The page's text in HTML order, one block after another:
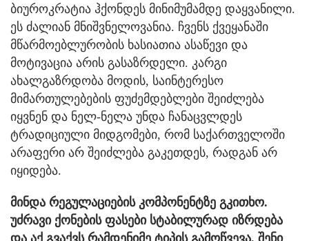
ბიუროკრატია ჰქონდეს მინიმუმამდე დაყვანილი.
ეს ძალიან მნიშვნელოვანია. ჩვენს ქვეყანაში
მწარმოებლურობის ხასიათია ასაწევი და
მოტივაცია არის გასაზრდელი. კარგი
ახალგაზრდობა მოდის, საინტერესო
მიმართულებების ფუძემდებლები შეიძლება
იყვნენ და ნელ-ნელა უნდა ჩანაცვლდეს
ტრადიციული მიდგომები, რომ საქართველოში
არაფერი არ შეიძლება გაკეთდეს, რადგან არ
იყიდება.
მინდა რეგულაციების კომპონენტზე გკითხო.
უძრავი ქონების ფასები სტაბილურად იზრდება
და აქ გვაქვს რამდენიმე ტიპის გამოწვევა. შენი